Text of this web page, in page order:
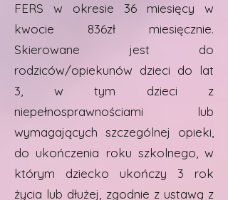
FERS w okresie 36 miesięcy w
kwocie 836zł miesięcznie.
Skierowane jest do
rodziców/opiekunów dzieci do lat
3, w tym dzieci z
niepełnosprawnościami lub
wymagających szczególnej opieki,
do ukończenia roku szkolnego, w
którym dziecko ukończy 3 rok
życia lub dłużej, zgodnie z ustawą z